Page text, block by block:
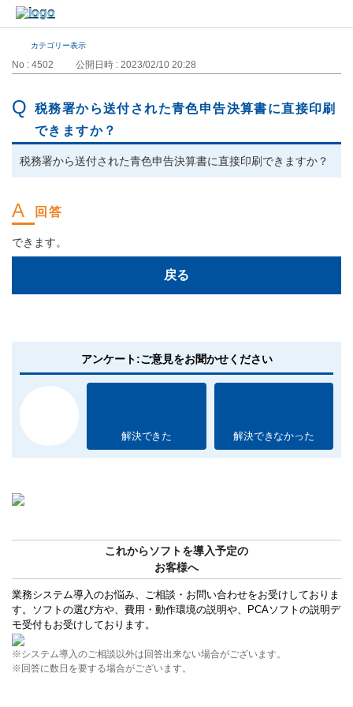
カテゴリー表示
No : 4502 公開日時 : 2023/02/10 20:28
税務署から送付された青色申告決算書に直接印刷
できますか？
税務署から送付された青色申告決算書に直接印刷できますか？
できます。
戻る
アンケート:ご意見をお聞かせください
解決できた 解決できなかった
これからソフトを導入予定の
お客様へ
業務システム導入のお悩み、ご相談・お問い合わせをお受けしておりま
す。ソフトの選び方や、費用・動作環境の説明や、PCAソフトの説明デ
モ受付もお受けしております。
※システム導入のご相談以外は回答出来ない場合がございます。
※回答に数日を要する場合がございます。